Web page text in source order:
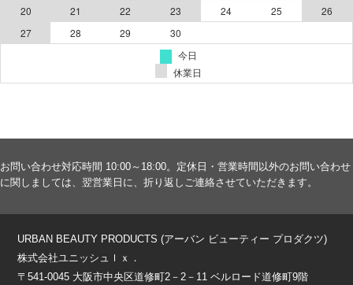
お問い合わせ対応時間 10:00～18:00。定休日・営業時間以外のお問い合わせ
に関しましては、翌営業日に、折り返しご連絡させていただきます。
URBAN BEAUTY PRODUCTS (アーバン ビューティー プロダクツ)
株式会社ユニッシュｌｘ．
〒541-0045 大阪市中央区道修町2－2－11 ベルロード道修町9階